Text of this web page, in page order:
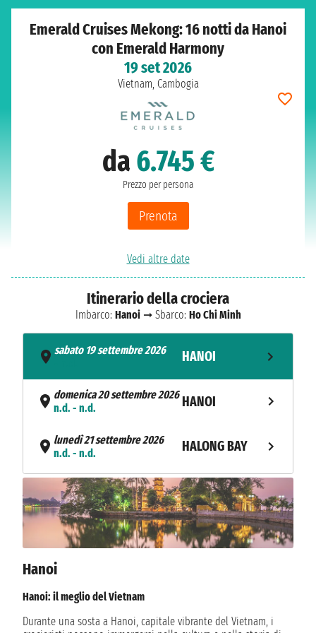
Emerald Cruises Mekong: 16 notti da Hanoi
con Emerald Harmony
19 set 2026
Vietnam, Cambogia
da 6.745 €
Prezzo per persona
Prenota
Vedi altre date
Itinerario della crociera
Imbarco: Hanoi➞ Sbarco: Ho Chi Minh
sabato 19 settembre 2026
HANOI
domenica 20 settembre 2026
n.d. - n.d.
HANOI
lunedì 21 settembre 2026
n.d. - n.d.
HALONG BAY
martedì 22 settembre 2026
n.d. - n.d.
HALONG BAY
mercoledì 23 settembre 2026
n.d. - n.d.
HANOI
giovedì 24 settembre 2026
venerdì 25 settembre 2026
SIEM REAP
Hanoi
Hanoi: il meglio del Vietnam
Durante una sosta a Hanoi, capitale vibrante del Vietnam, i